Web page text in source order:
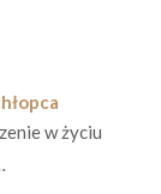
w życiu